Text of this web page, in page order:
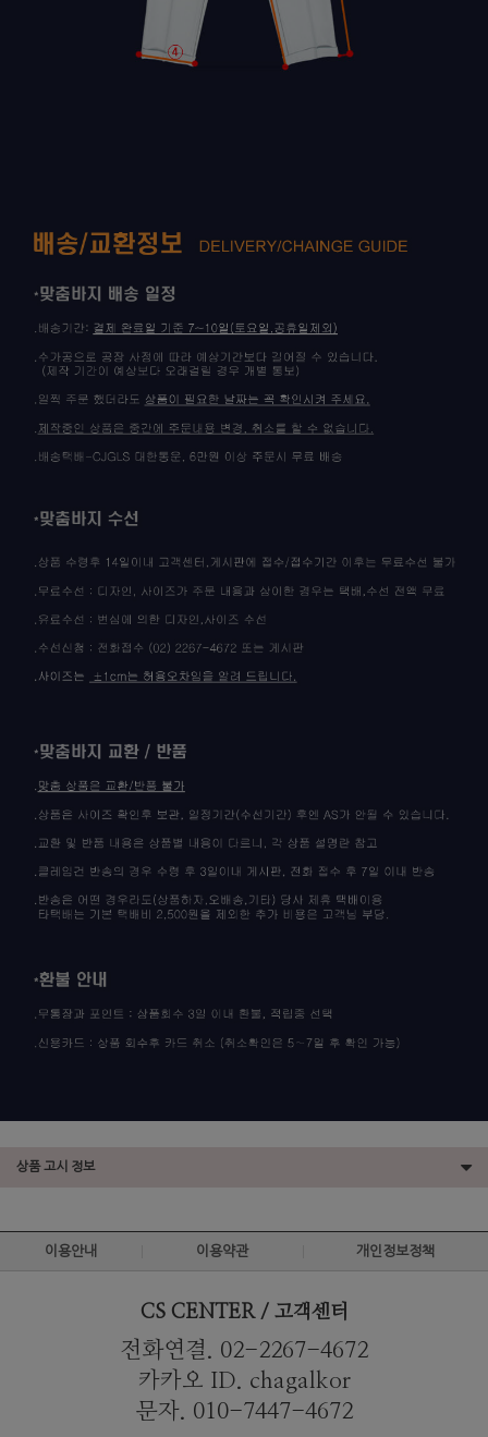
상품 고시 정보
이용안내 이용약관 개인정보정책
CS CENTER / 고객센터
전화연결. 02-2267-4672
카카오 ID. chagalkor
문자. 010-7447-4672